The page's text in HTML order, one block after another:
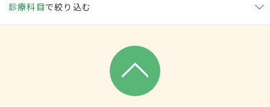
診療科目で絞り込む